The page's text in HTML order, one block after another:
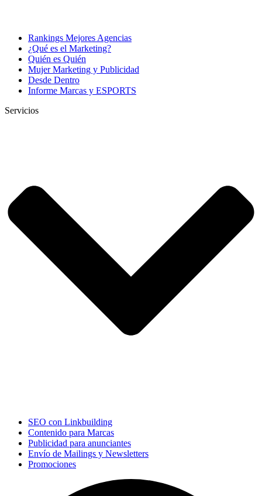
Rankings Mejores Agencias
¿Qué es el Marketing?
Quién es Quién
Mujer Marketing y Publicidad
Desde Dentro
Informe Marcas y ESPORTS
Servicios
SEO con Linkbuilding
Contenido para Marcas
Publicidad para anunciantes
Envío de Mailings y Newsletters
Promociones